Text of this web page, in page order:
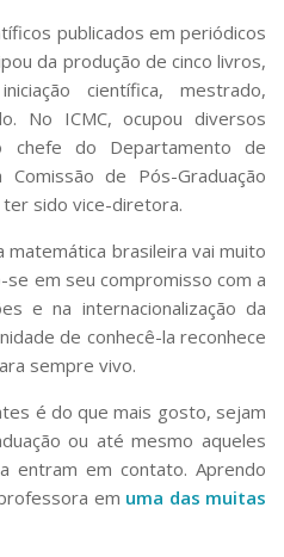
publicados em periódicos
da produção de cinco livros,
científica, mestrado,
No ICMC, ocupou diversos
chefe do Departamento de
de Pós-Graduação
sido vice-diretora.
matemática brasileira vai muito
em seu compromisso com a
e na internacionalização da
de conhecê-la reconhece
sempre vivo.
é do que mais gosto, sejam
ou até mesmo aqueles
entram em contato. Aprendo
em uma das muitas